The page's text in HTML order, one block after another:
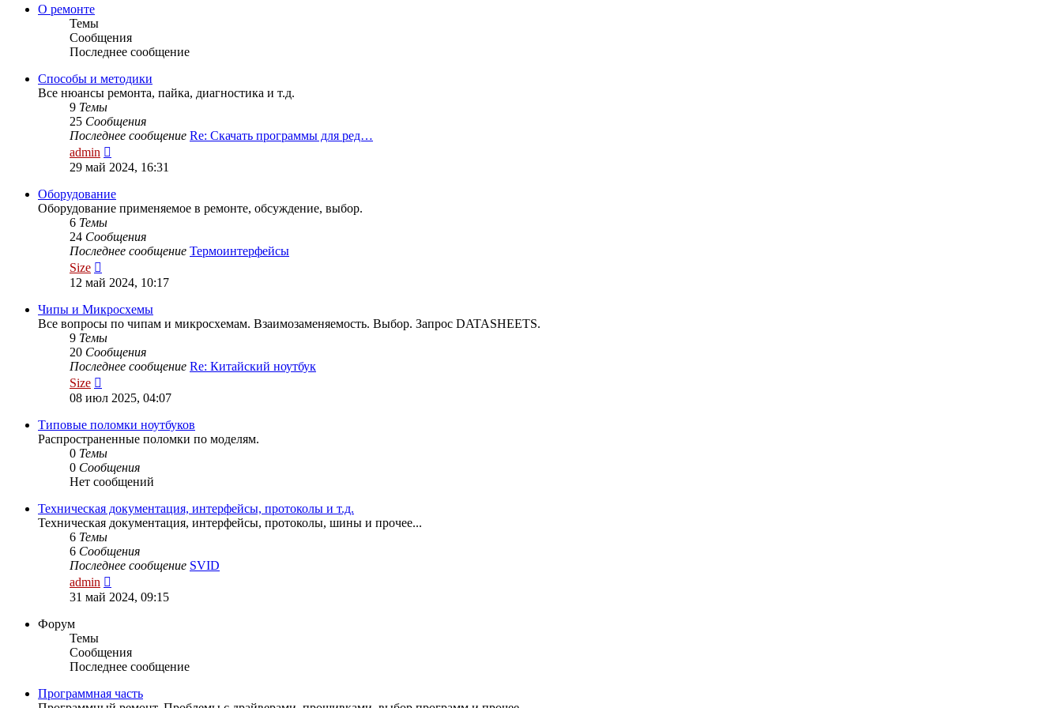
О ремонте
Темы
Сообщения
Последнее сообщение
Способы и методики
Все нюансы ремонта, пайка, диагностика и т.д.
9 Темы
25 Сообщения
Последнее сообщение Re: Скачать программы для ред…
admin
к
сообщению
29 май 2024, 16:31
Оборудование
Оборудование применяемое в ремонте, обсуждение, выбор.
6 Темы
24 Сообщения
Последнее сообщение Термоинтерфейсы
Size
к
сообщению
12 май 2024, 10:17
Чипы и Микросхемы
Все вопросы по чипам и микросхемам. Взаимозаменяемость. Выбор. Запрос DATASHEETS.
9 Темы
20 Сообщения
Последнее сообщение Re: Китайский ноутбук
Size
к
сообщению
08 июл 2025, 04:07
Типовые поломки ноутбуков
Распространенные поломки по моделям.
0 Темы
0 Сообщения
Нет сообщений
Техническая документация, интерфейсы, протоколы и т.д.
Техническая документация, интерфейсы, протоколы, шины и прочее...
6 Темы
6 Сообщения
Последнее сообщение SVID
admin
к
31 май 2024, 09:15
Форум
Темы
Сообщения
Последнее сообщение
Программная часть